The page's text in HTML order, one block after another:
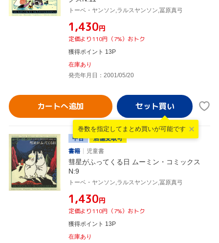
トーベ・ヤンソン,ラルスヤンソン,冨原真弓
¥1,430円
定価より110円（7%）おトク
獲得ポイント 13P
在庫あり
発売年月日：2001/05/20
カートへ追加
巻数を指定して まとめ買いが可能です
中古
店舗受取可
書籍
児童書
彗星がふってくる日 ムーミン・コミックス
N:9
トーベ・ヤンソン,ラルスヤンソン,冨原真弓
¥1,430円
定価より110円（7%）おトク
獲得ポイント 13P
在庫あり